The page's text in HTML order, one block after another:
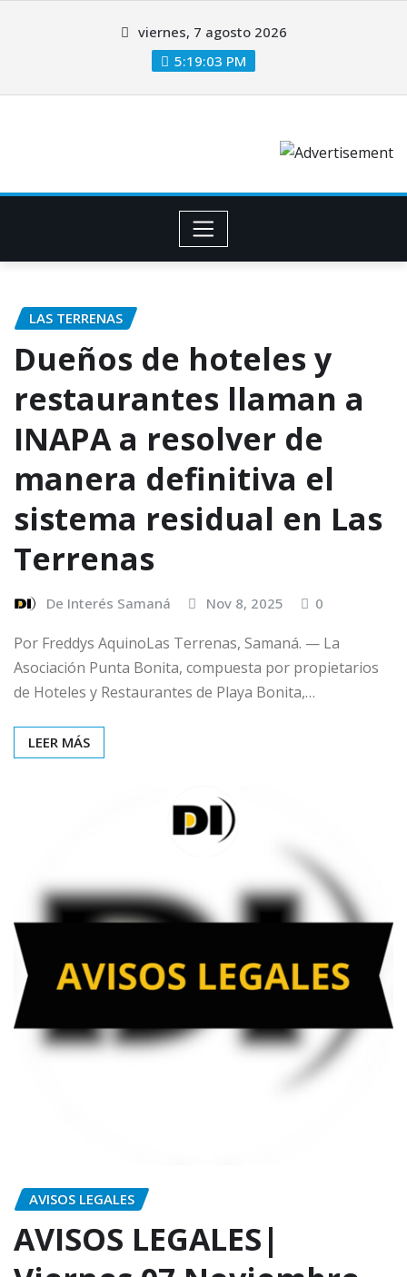
viernes, 7 agosto 2026
5:19:04 PM
LAS TERRENAS
Dueños de hoteles y
restaurantes llaman a
INAPA a resolver de
manera definitiva el
sistema residual en Las
Terrenas
De Interés Samaná Nov 8, 2025 0
Por Freddys AquinoLas Terrenas, Samaná. — La
Asociación Punta Bonita, compuesta por propietarios
de Hoteles y Restaurantes de Playa Bonita,…
LEER MÁS
AVISOS LEGALES
AVISOS LEGALES|